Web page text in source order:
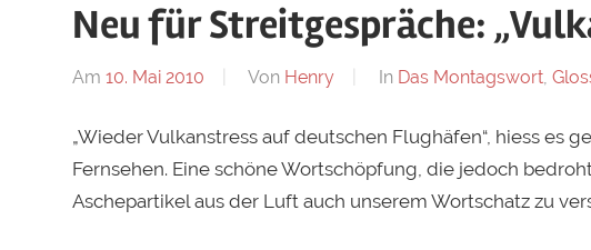
Neu für Streitgespräche:
Am 10. Mai 2010 Von Henry In Das Montagswort,
„Wieder Vulkanstress auf deutschen Flughäfen“, hiess es
Fernsehen. Eine schöne Wortschöpfung, die jedoch
Aschepartikel aus der Luft auch unserem Wortschatz zu